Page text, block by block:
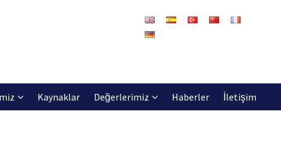
Kaynaklar Değerlerimiz Haberler İletişim